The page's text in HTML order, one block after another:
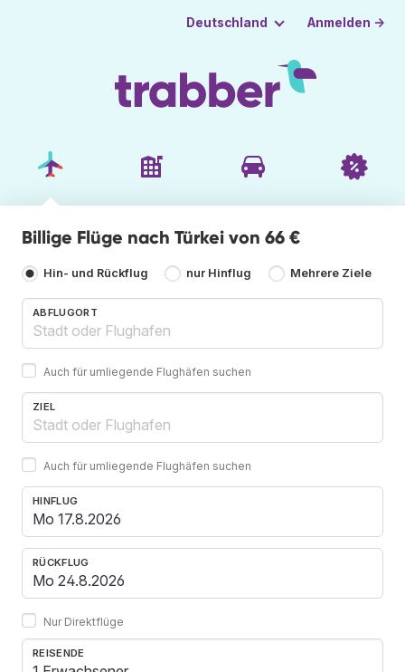
Deutschland Anmelden →
Billige Flüge nach Türkei von 66 €
Hin- und Rückflug nur Hinflug Mehrere Ziele
ABFLUGORT
Auch für umliegende Flughäfen suchen
ZIEL
Auch für umliegende Flughäfen suchen
HINFLUG
RÜCKFLUG
Nur Direktflüge
REISENDE